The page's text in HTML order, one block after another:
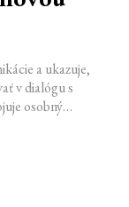
a ukazuje,
v dialógu s
osobný
digitálnym